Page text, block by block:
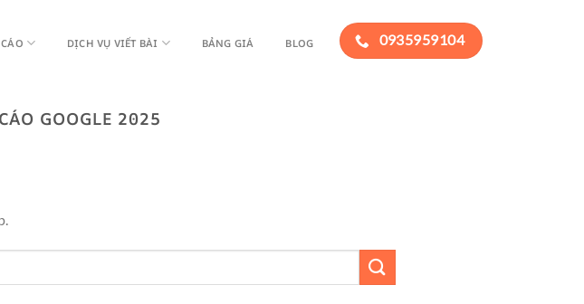
DỊCH VỤ VIẾT BÀI BẢNG GIÁ BLOG 0935959104
GOOGLE 2025